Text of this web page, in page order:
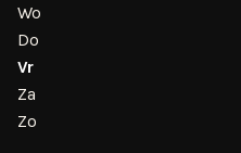
Wo
Do
Vr
Za
Zo